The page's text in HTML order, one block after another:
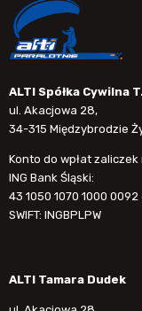
ALTI Spółka Cywilna
ul. Akacjowa 28,
34-315 Międzybrodzie
Konto do wpłat
ING Bank Śląski:
43 1050 1070 1000
SWIFT: INGBPLPW
ALTI Tamara Dudek